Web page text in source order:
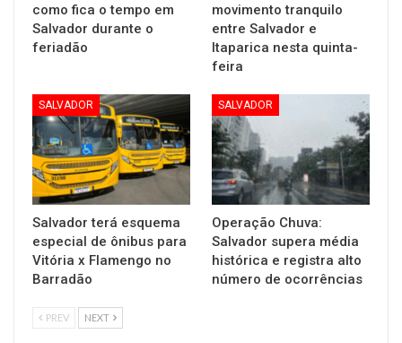
como fica o tempo em
Salvador durante o
feriadão
movimento tranquilo
entre Salvador e
Itaparica nesta quinta-
feira
SALVADOR
Salvador terá esquema
especial de ônibus para
Vitória x Flamengo no
Barradão
SALVADOR
Operação Chuva:
Salvador supera média
histórica e registra alto
número de ocorrências
PREV NEXT